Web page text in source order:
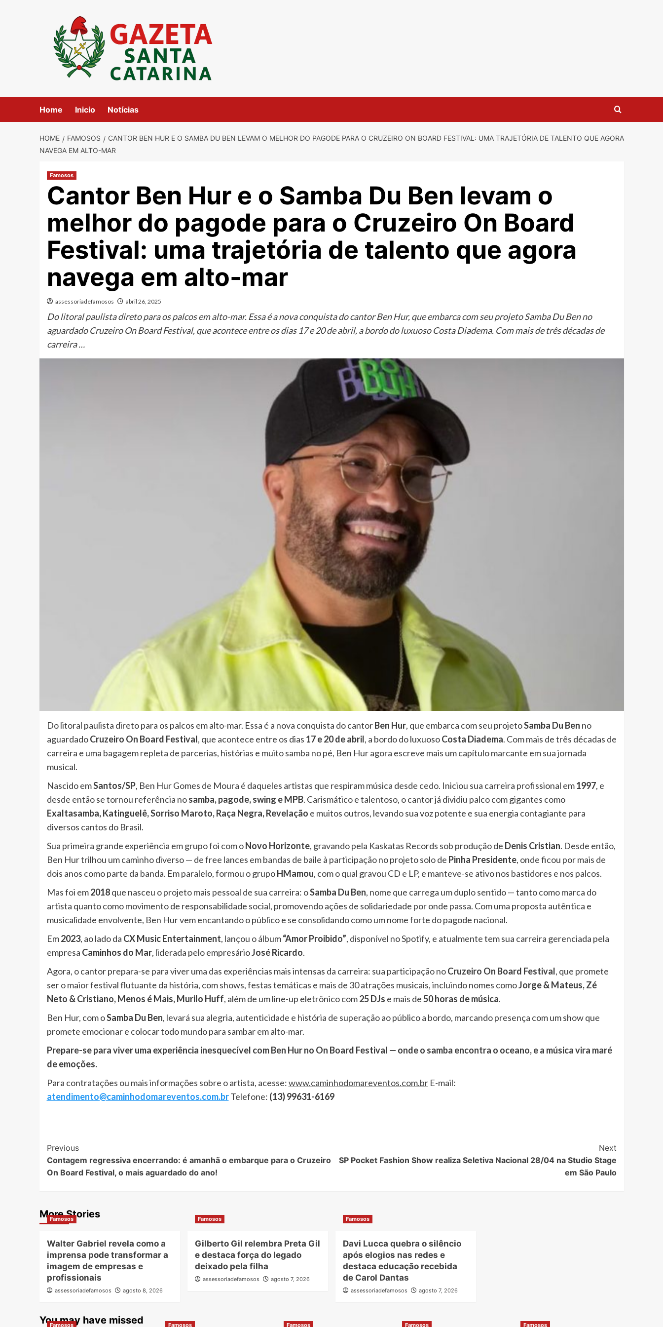
Home Inicio Notícias
HOME FAMOSOS
CANTOR BEN HUR E O SAMBA DU BEN LEVAM O MELHOR DO PAGODE PARA O CRUZEIRO ON BOARD FESTIVAL: UMA TRAJETÓRIA DE TALENTO QUE AGORA
NAVEGA EM ALTO-MAR
Famosos
Cantor Ben Hur e o Samba Du Ben levam o
melhor do pagode para o Cruzeiro On Board
Festival: uma trajetória de talento que agora
navega em alto-mar
assessoriadefamosos abril 26, 2025
Do litoral paulista direto para os palcos em alto-mar. Essa é a nova conquista do cantor Ben Hur, que embarca com seu projeto Samba Du Ben no
aguardado Cruzeiro On Board Festival, que acontece entre os dias 17 e 20 de abril, a bordo do luxuoso Costa Diadema. Com mais de três décadas de
carreira …
Do litoral paulista direto para os palcos em alto-mar. Essa é a nova conquista do cantorBen Hur, que embarca com seu projetoSamba Du Ben no
aguardadoCruzeiro On Board Festival, que acontece entre os dias 17 e 20 de abril, a bordo do luxuosoCosta Diadema. Com mais de três décadas de
carreira e uma bagagem repleta de parcerias, histórias e muito samba no pé, Ben Hur agora escreve mais um capítulo marcante em sua jornada
musical.
Nascido emSantos/SP, Ben Hur Gomes de Moura é daqueles artistas que respiram música desde cedo. Iniciou sua carreira profissional em1997, e
desde então se tornou referência nosamba, pagode, swing e MPB. Carismático e talentoso, o cantor já dividiu palco com gigantes como
Exaltasamba, Katinguelê, Sorriso Maroto, Raça Negra, Revelação e muitos outros, levando sua voz potente e sua energia contagiante para
diversos cantos do Brasil.
Sua primeira grande experiência em grupo foi com oNovo Horizonte, gravando pela Kaskatas Records sob produção de Denis Cristian. Desde então,
Ben Hur trilhou um caminho diverso — de free lances em bandas de baile à participação no projeto solo de Pinha Presidente, onde ficou por mais de
dois anos como parte da banda. Em paralelo, formou o grupoHMamou, com o qual gravou CD e LP, e manteve-se ativo nos bastidores e nos palcos.
Mas foi em2018que nasceu o projeto mais pessoal de sua carreira: oSamba Du Ben, nome que carrega um duplo sentido — tanto como marca do
artista quanto como movimento de responsabilidade social, promovendo ações de solidariedade por onde passa. Com uma proposta autêntica e
musicalidade envolvente, Ben Hur vem encantando o público e se consolidando como um nome forte do pagode nacional.
Em2023, ao lado da CX Music Entertainment, lançou o álbum“Amor Proibido”, disponível no Spotify, e atualmente tem sua carreira gerenciada pela
empresa Caminhos do Mar, liderada pelo empresárioJosé Ricardo.
Agora, o cantor prepara-se para viver uma das experiências mais intensas da carreira: sua participação noCruzeiro On Board Festival, que promete
ser o maior festival flutuante da história, com shows, festas temáticas e mais de 30 atrações musicais, incluindo nomes comoJorge & Mateus, Zé
Neto & Cristiano, Menos é Mais, Murilo Huff, além de um line-up eletrônico com25 DJs e mais de50 horas de música.
Ben Hur, com oSamba Du Ben, levará sua alegria, autenticidade e história de superação ao público a bordo, marcando presença com um show que
promete emocionar e colocar todo mundo para sambar em alto-mar.
Prepare-se para viver uma experiência inesquecível com Ben Hur no On Board Festival — onde o samba encontra o oceano, e a música vira maré
de emoções.
Para contratações ou mais informações sobre o artista, acesse:www.caminhodomareventos.com.brE-mail:
atendimento@caminhodomareventos.com.brTelefone: (13) 99631-6169
Post
Navigation
Previous
Contagem regressiva encerrando: é amanhã o embarque para o Cruzeiro
On Board Festival, o mais aguardado do ano!
Next
SP Pocket Fashion Show realiza Seletiva Nacional 28/04 na Studio Stage
em São Paulo
More Stories
Famosos
Walter Gabriel revela como a
imprensa pode transformar a
imagem de empresas e
profissionais
assessoriadefamosos agosto 8, 2026
Famosos
Gilberto Gil relembra Preta Gil
e destaca força do legado
deixado pela filha
assessoriadefamosos agosto 7, 2026
Famosos
Davi Lucca quebra o silêncio
após elogios nas redes e
destaca educação recebida
de Carol Dantas
assessoriadefamosos agosto 7, 2026
You may have missed
Famosos Famosos Famosos Famosos Famosos